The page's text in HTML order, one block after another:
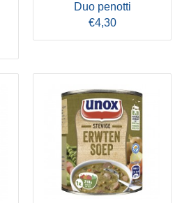
Duo penotti
€4,30